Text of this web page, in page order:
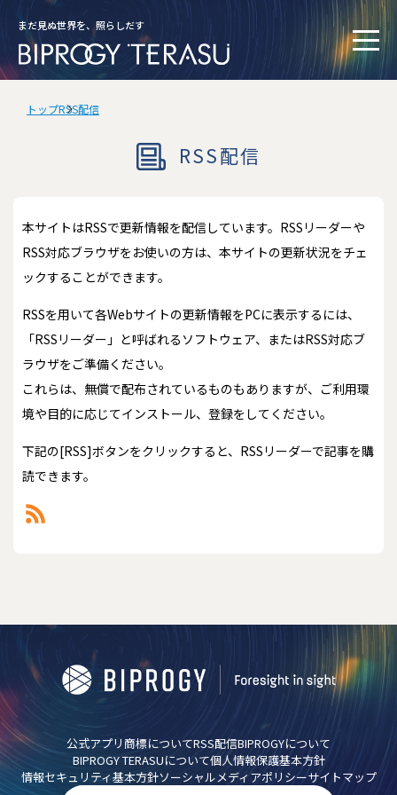
まだ見ぬ世界を、照らしだす
トップRSS配信
RSS配信
本サイトはRSSで更新情報を配信しています。RSSリーダーや
RSS対応ブラウザをお使いの方は、本サイトの更新状況をチェ
ックすることができます。
RSSを用いて各Webサイトの更新情報をPCに表示するには、
「RSSリーダー」と呼ばれるソフトウェア、またはRSS対応ブ
ラウザをご準備ください。
これらは、無償で配布されているものもありますが、ご利用環
境や目的に応じてインストール、登録をしてください。
下記の[RSS]ボタンをクリックすると、RSSリーダーで記事を購
読できます。
公式アプリ 商標についてRSS配信BIPROGYについて
BIPROGY TERASUについて個人情報保護基本方針
情報セキュリティ基本方針ソーシャルメディアポリシーサイトマップ